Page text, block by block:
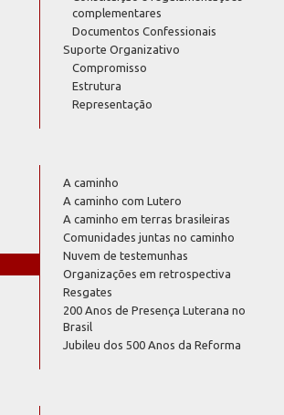
complementares
Documentos Confessionais
Suporte Organizativo
Compromisso
Estrutura
Representação
A caminho
A caminho com Lutero
A caminho em terras brasileiras
Comunidades juntas no caminho
Nuvem de testemunhas
Organizações em retrospectiva
Resgates
200 Anos de Presença Luterana no
Brasil
Jubileu dos 500 Anos da Reforma